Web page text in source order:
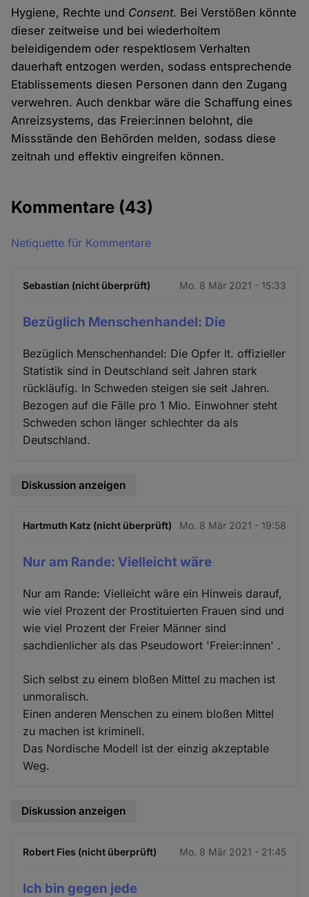
Hygiene, Rechte und Consent. Bei Verstößen könnte
dieser zeitweise und bei wiederholtem
beleidigendem oder respektlosem Verhalten
dauerhaft entzogen werden, sodass entsprechende
Etablissements diesen Personen dann den Zugang
verwehren. Auch denkbar wäre die Schaffung eines
Anreizsystems, das Freier:innen belohnt, die
Missstände den Behörden melden, sodass diese
zeitnah und effektiv eingreifen können.
Kommentare (43)
Netiquette für Kommentare
Sebastian (nicht überprüft) Mo. 8 Mär 2021 - 15:33
Bezüglich Menschenhandel: Die
Bezüglich Menschenhandel: Die Opfer lt. offizieller
Statistik sind in Deutschland seit Jahren stark
rückläufig. In Schweden steigen sie seit Jahren.
Bezogen auf die Fälle pro 1 Mio. Einwohner steht
Schweden schon länger schlechter da als
Deutschland.
Diskussion anzeigen
Hartmuth Katz (nicht überprüft) Mo. 8 Mär 2021 - 19:58
Nur am Rande: Vielleicht wäre
Nur am Rande: Vielleicht wäre ein Hinweis darauf,
wie viel Prozent der Prostituierten Frauen sind und
wie viel Prozent der Freier Männer sind
sachdienlicher als das Pseudowort 'Freier:innen' .
Sich selbst zu einem bloßen Mittel zu machen ist
unmoralisch.
Einen anderen Menschen zu einem bloßen Mittel
zu machen ist kriminell.
Das Nordische Modell ist der einzig akzeptable
Weg.
Diskussion anzeigen
Robert Fies (nicht überprüft) Mo. 8 Mär 2021 - 21:45
Ich bin gegen jede